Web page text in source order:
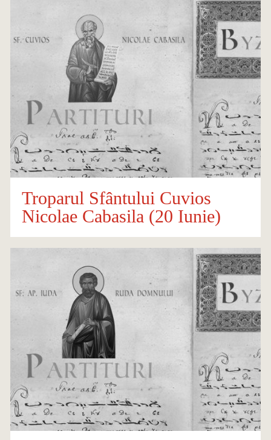
Troparul Sfântului Cuvios
Nicolae Cabasila (20 Iunie)